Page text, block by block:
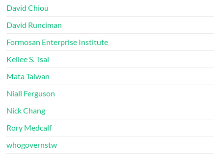
David Chiou
David Runciman
Formosan Enterprise Institute
Kellee S. Tsai
Mata Taiwan
Niall Ferguson
Nick Chang
Rory Medcalf
whogovernstw